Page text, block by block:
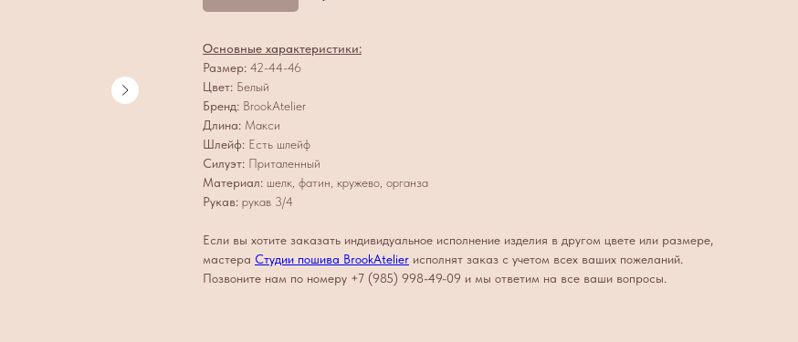
Основные характеристики:
Размер: 42-44-46
Цвет: Белый
Бренд: BrookAtelier
Длина: Макси
Шлейф: Есть шлейф
Силуэт: Приталенный
Материал: шелк, фатин, кружево, органза
Рукав: рукав 3/4
Если вы хотите заказать индивидуальное исполнение изделия в другом цвете или размере,
мастера Студии пошива BrookAtelier исполнят заказ с учетом всех ваших пожеланий.
Позвоните нам по номеру +7 (985) 998-49-09 и мы ответим на все ваши вопросы.